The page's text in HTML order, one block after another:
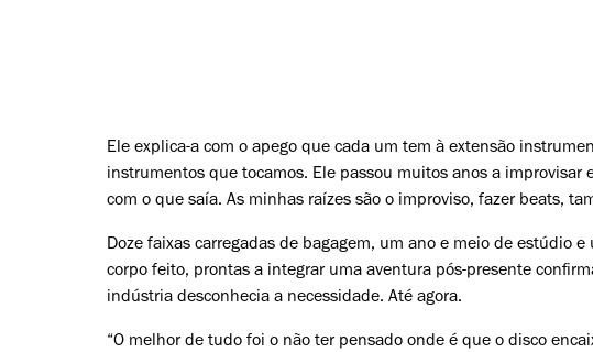
Ele explica-a com o apego que cada um tem à extensão
instrumentos que tocamos. Ele passou muitos anos a improvisar
com o que saía. As minhas raízes são o improviso, fazer beats,
Doze faixas carregadas de bagagem, um ano e meio de estúdio
corpo feito, prontas a integrar uma aventura pós-presente
indústria desconhecia a necessidade. Até agora.
“O melhor de tudo foi o não ter pensado onde é que o disco